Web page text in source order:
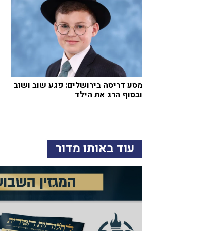
מסע דריסה בירושלים: פגע שוב ושוב
ובסוף הרג את הילד
עוד באותו מדור